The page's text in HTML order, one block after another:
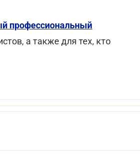
профессиональный
а также для тех, кто